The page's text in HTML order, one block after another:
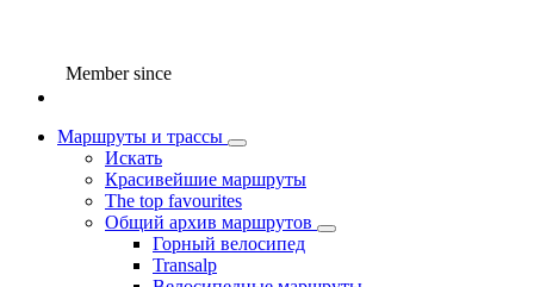
Member since
Маршруты и трассы
Искать
Красивейшие маршруты
The top favourites
Общий архив маршрутов
Горный велосипед
Transalp